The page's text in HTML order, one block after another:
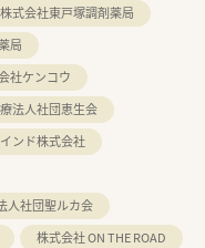
株式会社東戸塚調剤薬局
局
社ケンコウ
法人社団恵生会
ンド株式会社
人社団聖ルカ会
株式会社 ON THE ROAD